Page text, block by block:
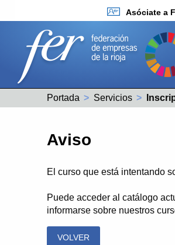
Asóciate a
Portada Servicios Actual:
Aviso
El curso que está intentando
Puede acceder al catálogo
informarse sobre nuestros
VOLVER